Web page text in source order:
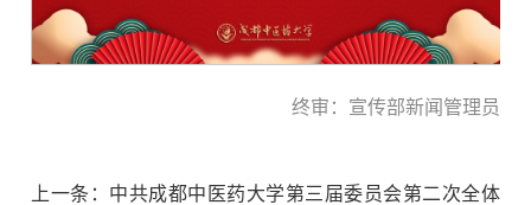
终审：宣传部新闻管理员
上一条： 中共成都中医药大学第三届委员会第二次全体